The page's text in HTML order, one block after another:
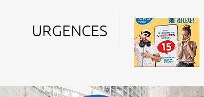
URGENCES